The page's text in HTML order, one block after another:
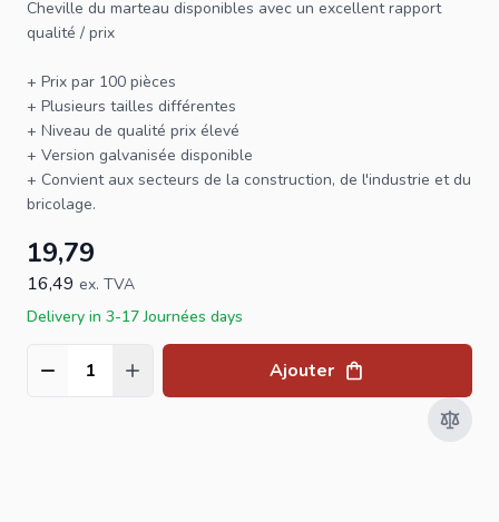
Cheville du marteau disponibles avec un excellent rapport
qualité / prix
+ Prix par 100 pièces
+ Plusieurs tailles différentes
+ Niveau de qualité prix élevé
+ Version galvanisée disponible
+ Convient aux secteurs de la construction, de l'industrie et du
bricolage.
19,79
16,49 ex. TVA
Delivery in 3-17 Journées days
Quantité Ajouter